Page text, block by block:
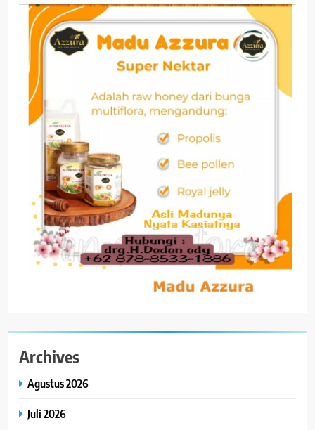
Archives
Agustus 2026
Juli 2026